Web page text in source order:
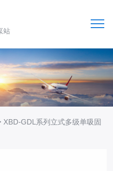
站
XBD-GDL系列立式多级单吸固